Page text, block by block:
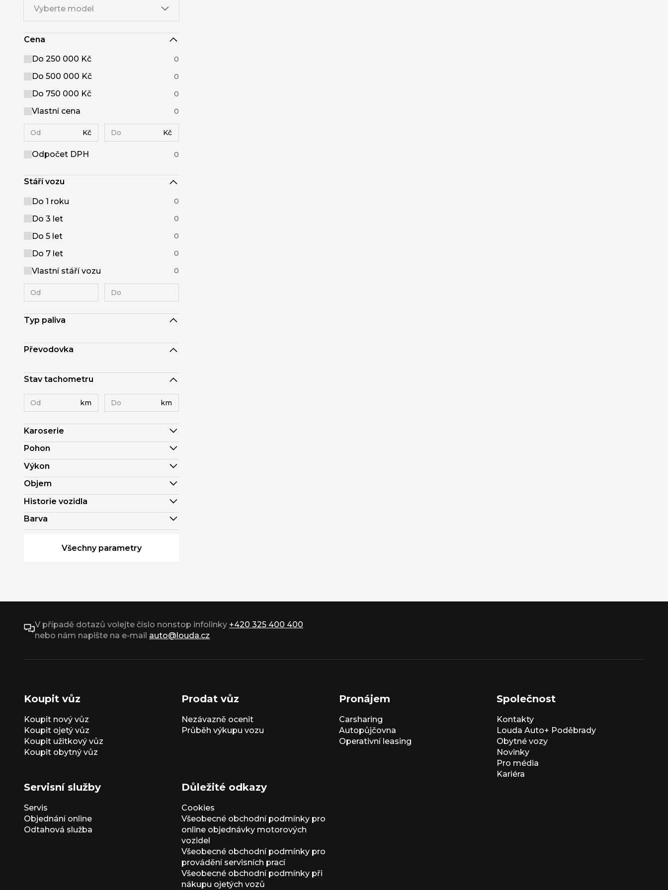
Vyberte model
Cena
Do 250 000 Kč 0
Do 500 000 Kč 0
Do 750 000 Kč 0
Vlastní cena 0
Kč Kč
Odpočet DPH 0
Stáří vozu
Do 1 roku 0
Do 3 let 0
Do 5 let 0
Do 7 let 0
Vlastní stáří vozu 0
Typ paliva
Převodovka
Stav tachometru
km km
Karoserie
Pohon
Výkon
Objem
Historie vozidla
Barva
Všechny parametry
V případě dotazů volejte číslo nonstop infolinky +420 325 400 400
nebo nám napište na e-mail auto@louda.cz
Koupit vůz
Koupit nový vůz
Koupit ojetý vůz
Koupit užitkový vůz
Koupit obytný vůz
Prodat vůz
Nezávazně ocenit
Průběh výkupu vozu
Pronájem
Carsharing
Autopůjčovna
Operativní leasing
Společnost
Kontakty
Louda Auto+ Poděbrady
Obytné vozy
Novinky
Pro média
Kariéra
Servisní služby
Servis
Objednání online
Odtahová služba
Důležité odkazy
Cookies
Všeobecné obchodní podmínky pro
online objednávky motorových
vozidel
Všeobecné obchodní podmínky pro
provádění servisních prací
Všeobecné obchodní podmínky při
nákupu ojetých vozů